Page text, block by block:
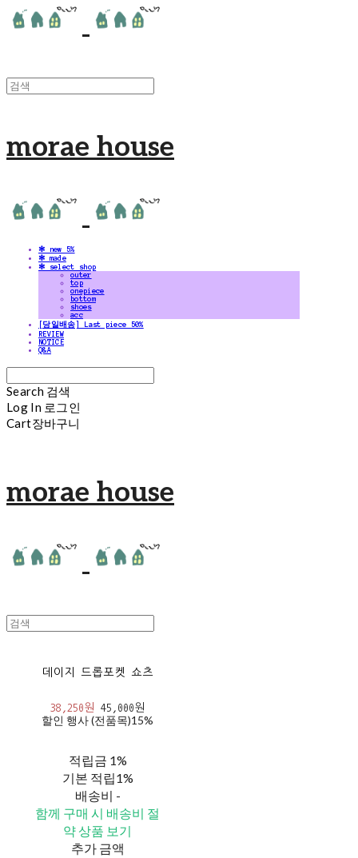
morae house
✻ new 5%
✻ made
✻ select shop
outer
top
onepiece
bottom
shoes
acc
[당일배송] Last piece 50%
REVIEW
NOTICE
Q&A
Search 검색
Log In 로그인
Cart장바구니
morae house
데이지 드롭포켓 쇼츠
38,250원 45,000원
할인 행사 (전품목)15%
적립금 1%
기본 적립1%
배송비 -
함께 구매 시 배송비 절
약 상품 보기
추가 금액